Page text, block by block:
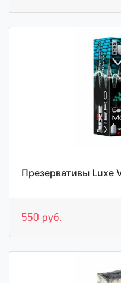
Презервативы Luxe
550 руб.